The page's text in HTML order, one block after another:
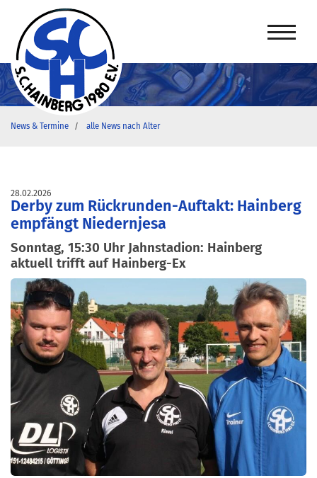
News & Termine alle News nach Alter
28.02.2026
Derby zum Rückrunden-Auftakt: Hainberg
empfängt Niedernjesa
Sonntag, 15:30 Uhr Jahnstadion: Hainberg
aktuell trifft auf Hainberg-Ex